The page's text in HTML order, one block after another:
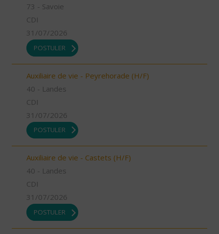
73 - Savoie
CDI
31/07/2026
POSTULER
Auxiliaire de vie - Peyrehorade (H/F)
40 - Landes
CDI
31/07/2026
POSTULER
Auxiliaire de vie - Castets (H/F)
40 - Landes
CDI
31/07/2026
POSTULER